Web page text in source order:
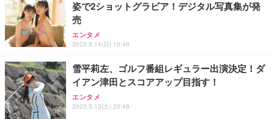
姿で2ショットグラビア！デジタル写真集が発
売
エンタメ
2023.5.14(日) 10:46
雪平莉左、ゴルフ番組レギュラー出演決定！ダ
イアン津田とスコアアップ目指す！
エンタメ
2023.5.13(土) 20:48